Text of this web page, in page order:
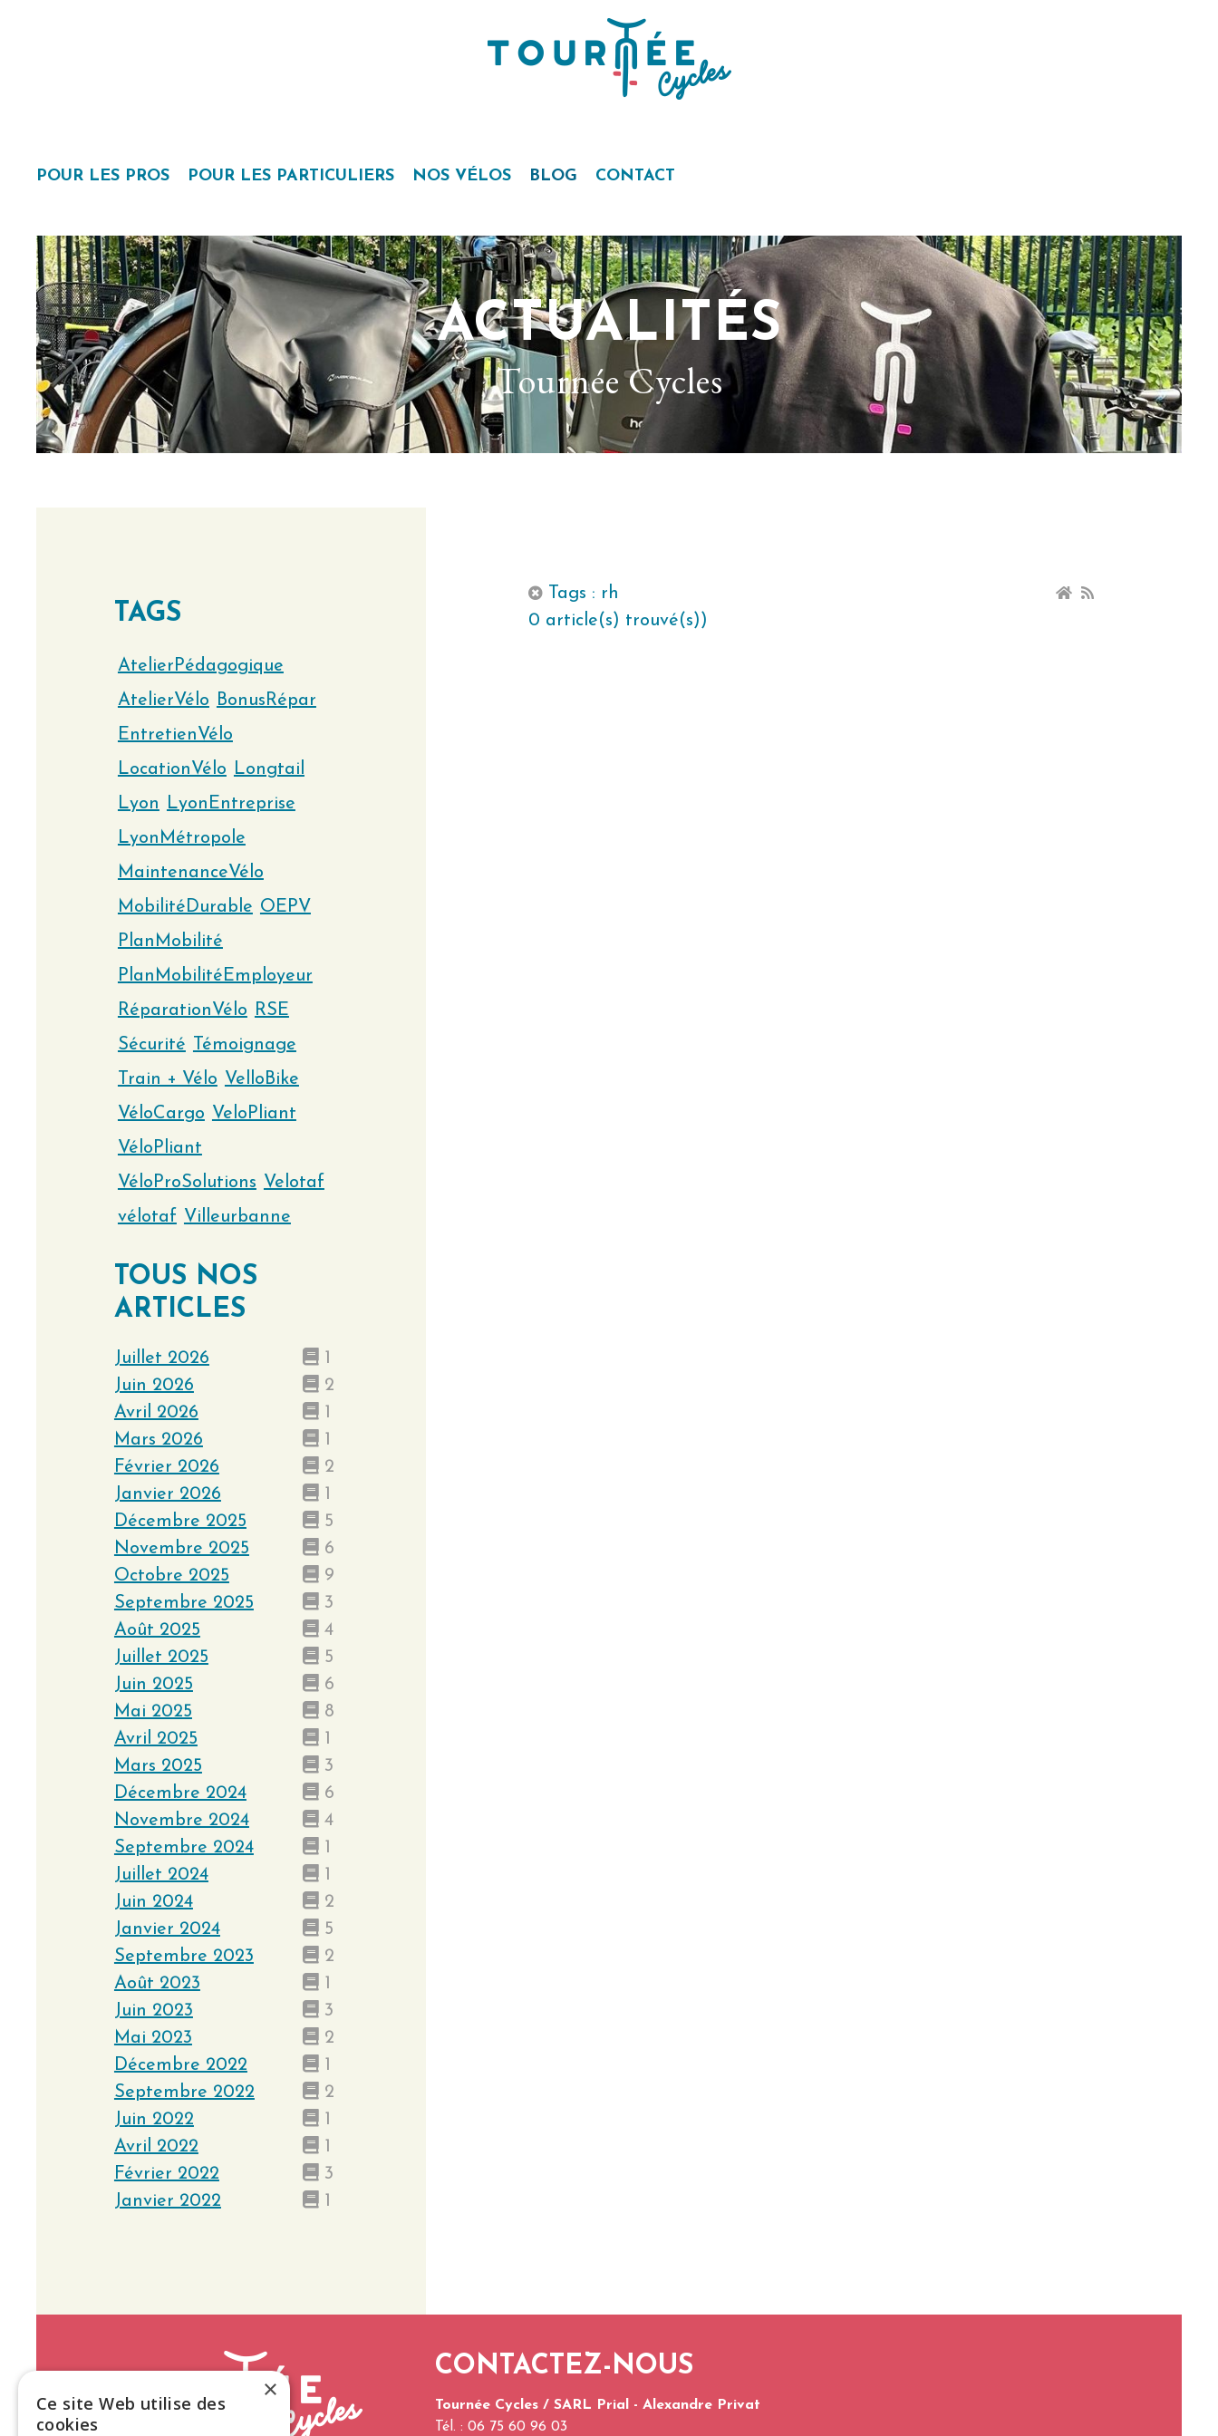
POUR LES PROS POUR LES PARTICULIERS NOS VÉLOS BLOG CONTACT
ACTUALITÉS
Tournée Cycles
Tags : rh
0 article(s) trouvé(s))
TAGS
AtelierPédagogique
AtelierVélo BonusRépar
EntretienVélo
LocationVélo Longtail
Lyon LyonEntreprise
LyonMétropole
MaintenanceVélo
MobilitéDurable OEPV
PlanMobilité
PlanMobilitéEmployeur
RéparationVélo RSE
Sécurité
Témoignage
Train + Vélo VelloBike
VéloCargo VeloPliant
VéloPliant
VéloProSolutions Velotaf
vélotaf Villeurbanne
TOUS NOS
ARTICLES
Juillet 2026
1
Juin 2026
2
Avril 2026
1
Mars 2026
1
Février 2026
2
Janvier 2026
1
Décembre 2025
5
Novembre 2025
6
Octobre 2025
9
Septembre 2025
3
Août 2025
4
Juillet 2025
5
Juin 2025
6
Mai 2025
8
Avril 2025
1
Mars 2025
3
Décembre 2024
6
Novembre 2024
4
Septembre 2024
1
Juillet 2024
1
Juin 2024
2
Janvier 2024
5
Septembre 2023
2
Août 2023
1
Juin 2023
3
Mai 2023
2
Décembre 2022
1
Septembre 2022
2
Juin 2022
1
Avril 2022
1
Février 2022
3
Janvier 2022
1
CONTACTEZ-NOUS
Tournée Cycles / SARL Prial - Alexandre Privat
Tél. : 06 75 60 96 03
×
Ce site Web utilise des
cookies